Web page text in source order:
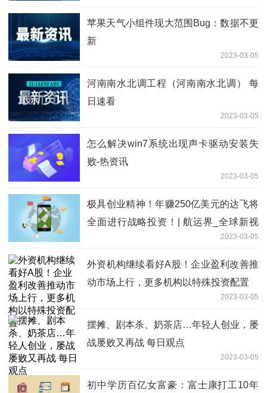
苹果天气小组件现大范围Bug：数据不更
新
2023-03-05
河南南水北调工程（河南南水北调） 每
日速看
2023-03-05
怎么解决win7系统出现声卡驱动安装失
败-热资讯
2023-03-05
极具创业精神！年赚250亿美元的达飞将
全面进行战略投资！| 航运界_全球新视
2023-03-05
外资机构继续看好A股！企业盈利改善推
动市场上行，更多机构以特殊投资配置
2023-03-05
摆摊、剧本杀、奶茶店…年轻人创业，屡
战屡败又再战 每日观点
2023-03-05
初中学历百亿女富豪：富士康打工10年